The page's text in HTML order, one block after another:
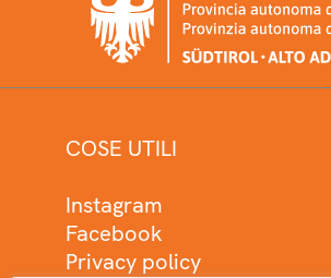
COSE UTILI
Instagram
Facebook
Privacy policy